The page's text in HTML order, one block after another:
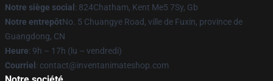
Notre siège social : 824Chatham, Kent Me5 7Sy, Gb
Notre entrepôtNo. 5 Chuangye Road, ville de Fuxin, province de
Guangdong, CN
Heure: 9h – 17h (lu – vendredi)
Courriel : contact@inventanimateshop.com